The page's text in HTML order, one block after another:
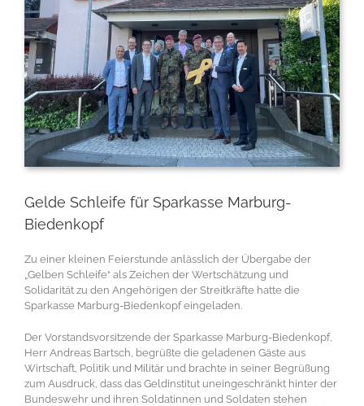
Gelde Schleife für Sparkasse Marburg-
Biedenkopf
Zu einer kleinen Feierstunde anlässlich der Übergabe der
„Gelben Schleife“ als Zeichen der Wertschätzung und
Solidarität zu den Angehörigen der Streitkräfte hatte die
Sparkasse Marburg-Biedenkopf eingeladen.
Der Vorstandsvorsitzende der Sparkasse Marburg-Biedenkopf,
Herr Andreas Bartsch, begrüßte die geladenen Gäste aus
Wirtschaft, Politik und Militär und brachte in seiner Begrüßung
zum Ausdruck, dass das Geldinstitut uneingeschränkt hinter der
Bundeswehr und ihren Soldatinnen und Soldaten stehen